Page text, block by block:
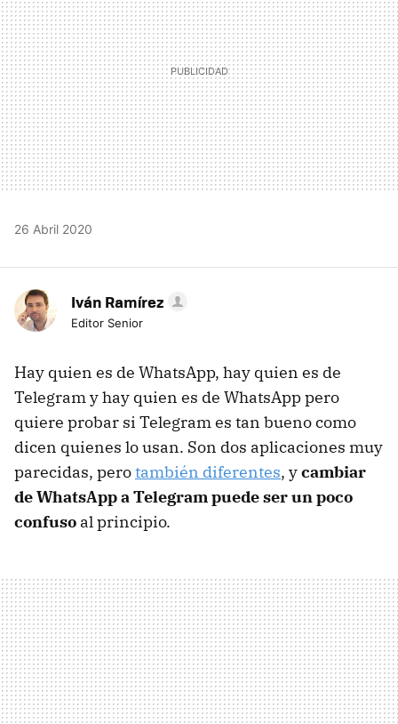
26 Abril 2020
Iván Ramírez
Editor Senior
Hay quien es de WhatsApp, hay quien es de
Telegram y hay quien es de WhatsApp pero
quiere probar si Telegram es tan bueno como
dicen quienes lo usan. Son dos aplicaciones muy
parecidas, perotambién diferentes, ycambiar
de WhatsApp a Telegram puede ser un poco
confuso al principio.